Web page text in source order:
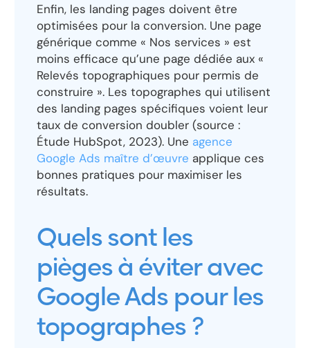
Enfin, les landing pages doivent être
optimisées pour la conversion. Une page
générique comme « Nos services » est
moins efficace qu’une page dédiée aux «
Relevés topographiques pour permis de
construire ». Les topographes qui utilisent
des landing pages spécifiques voient leur
taux de conversion doubler (source :
Étude HubSpot, 2023). Une agence
Google Ads maître d’œuvre applique ces
bonnes pratiques pour maximiser les
résultats.
Quels sont les
pièges à éviter avec
Google Ads pour les
topographes ?